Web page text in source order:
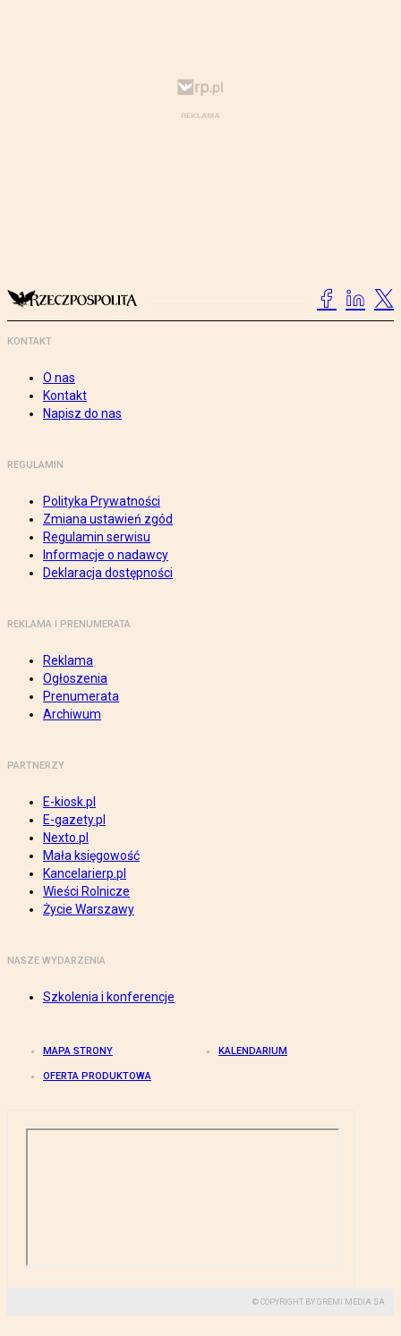
KONTAKT
O nas
Kontakt
Napisz do nas
REGULAMIN
Polityka Prywatności
Zmiana ustawień zgód
Regulamin serwisu
Informacje o nadawcy
Deklaracja dostępności
REKLAMA I PRENUMERATA
Reklama
Ogłoszenia
Prenumerata
Archiwum
PARTNERZY
E-kiosk.pl
E-gazety.pl
Nexto.pl
Mała księgowość
Kancelarierp.pl
Wieści Rolnicze
Życie Warszawy
NASZE WYDARZENIA
Szkolenia i konferencje
MAPA STRONY KALENDARIUM
OFERTA PRODUKTOWA
© COPYRIGHT BY GREMI MEDIA SA